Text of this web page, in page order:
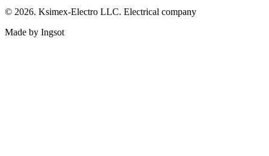
© 2026. Ksimex-Electro LLC. Electrical company
Made by Ingsot